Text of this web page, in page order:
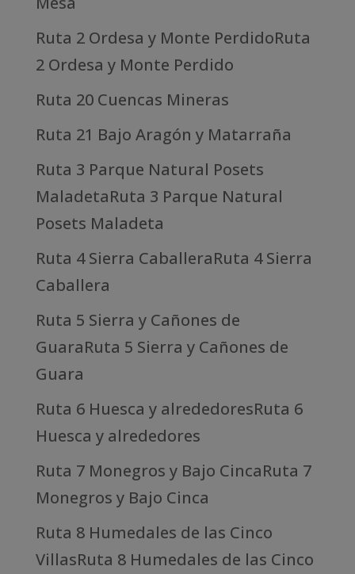
Ruta 2 Ordesa y Monte PerdidoRuta
2 Ordesa y Monte Perdido
Ruta 20 Cuencas Mineras
Ruta 21 Bajo Aragón y Matarraña
Ruta 3 Parque Natural Posets
MaladetaRuta 3 Parque Natural
Posets Maladeta
Ruta 4 Sierra CaballeraRuta 4 Sierra
Caballera
Ruta 5 Sierra y Cañones de
GuaraRuta 5 Sierra y Cañones de
Guara
Ruta 6 Huesca y alrededoresRuta 6
Huesca y alrededores
Ruta 7 Monegros y Bajo CincaRuta 7
Monegros y Bajo Cinca
Ruta 8 Humedales de las Cinco
VillasRuta 8 Humedales de las Cinco